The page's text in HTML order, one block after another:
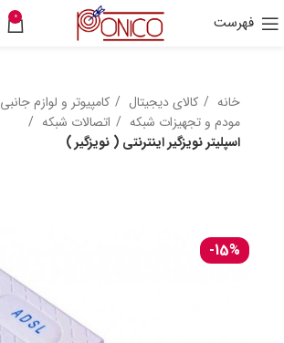
فهرست 0
خانه کالای دیجیتال
کامپیوتر و لوازم جانبی
مودم و تجهیزات شبکه
اتصالات شبکه
اسپلیتر نویزگیر اینترنتی ( نویزگیر )
-15%
30 هزار تومان
ترب پی